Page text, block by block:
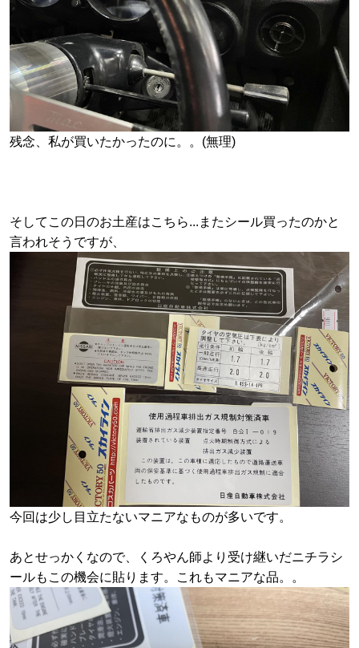
残念、私が買いたかったのに。。(無理)
そしてこの日のお土産はこちら...またシール買ったのかと
言われそうですが、
今回は少し目立たないマニアなものが多いです。
あとせっかくなので、くろやん師より受け継いだニチラシ
ールもこの機会に貼ります。これもマニアな品。。